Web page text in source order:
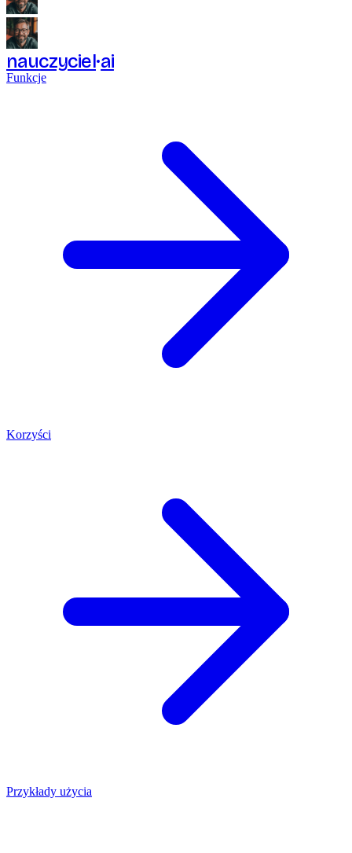
nauczyciel ai
Funkcje
Korzyści
Przykłady użycia